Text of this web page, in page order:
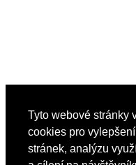
Tyto webové stránky
cookies pro
stránek, analýzu